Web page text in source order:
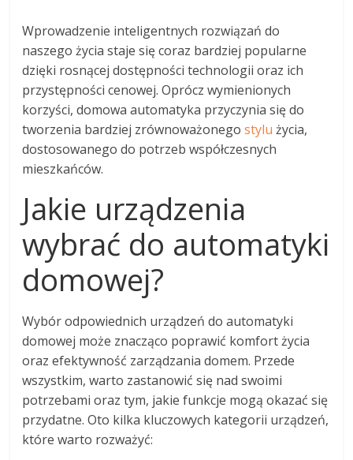
Wprowadzenie inteligentnych rozwiązań do
naszego życia staje się coraz bardziej popularne
dzięki rosnącej dostępności technologii oraz ich
przystępności cenowej. Oprócz wymienionych
korzyści, domowa automatyka przyczynia się do
tworzenia bardziej zrównoważonegostylu życia,
dostosowanego do potrzeb współczesnych
mieszkańców.
Jakie urządzenia
wybrać do automatyki
domowej?
Wybór odpowiednich urządzeń do automatyki
domowej może znacząco poprawić komfort życia
oraz efektywność zarządzania domem. Przede
wszystkim, warto zastanowić się nad swoimi
potrzebami oraz tym, jakie funkcje mogą okazać się
przydatne. Oto kilka kluczowych kategorii urządzeń,
które warto rozważyć: